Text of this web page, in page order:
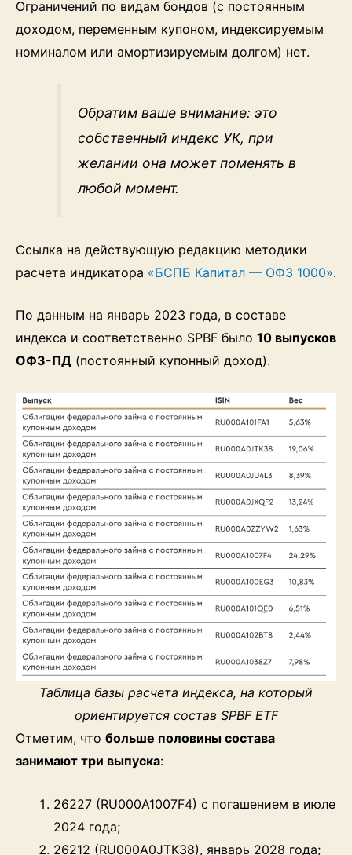
Ограничений по видам бондов (с постоянным
доходом, переменным купоном, индексируемым
номиналом или амортизируемым долгом) нет.
Обратим ваше внимание: это
собственный индекс УК, при
желании она может поменять в
любой момент.
Ссылка на действующую редакцию методики
расчета индикатора «БСПБ Капитал — ОФЗ 1000».
По данным на январь 2023 года, в составе
индекса и соответственно SPBF было 10 выпусков
ОФЗ-ПД (постоянный купонный доход).
Таблица базы расчета индекса, на который
ориентируется состав SPBF ETF
Отметим, что больше половины состава
занимают три выпуска:
26227 (RU000A1007F4) с погашением в июле
2024 года;
26212 (RU000A0JTK38), январь 2028 года;